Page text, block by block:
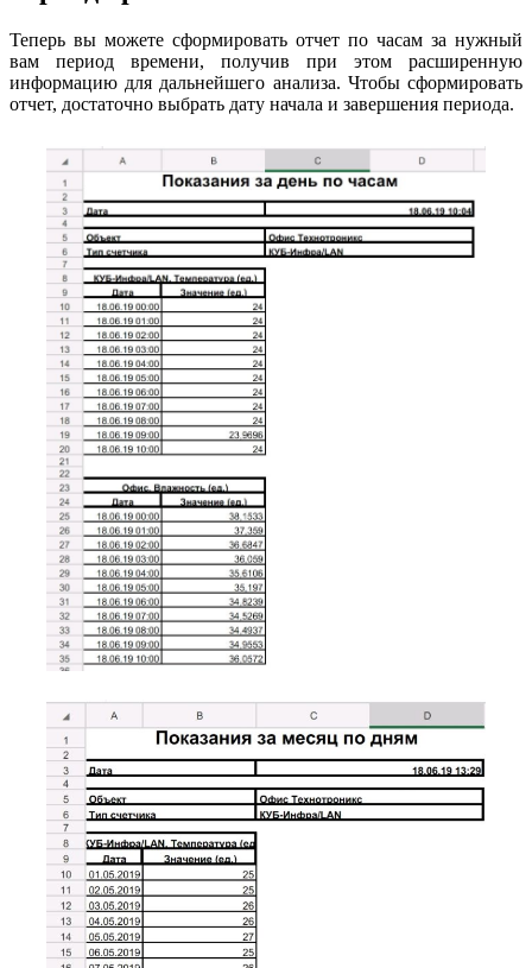
Теперь вы можете сформировать отчет по часам за нужный
вам период времени, получив при этом расширенную
информацию для дальнейшего анализа. Чтобы сформировать
отчет, достаточно выбрать дату начала и завершения периода.